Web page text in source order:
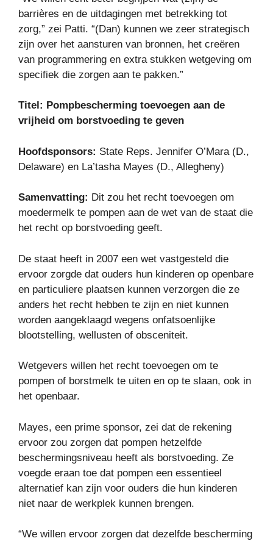
barrières en de uitdagingen met betrekking tot
zorg,” zei Patti. “(Dan) kunnen we zeer strategisch
zijn over het aansturen van bronnen, het creëren
van programmering en extra stukken wetgeving om
specifiek die zorgen aan te pakken.”
Titel: Pompbescherming toevoegen aan de
vrijheid om borstvoeding te geven
Hoofdsponsors: State Reps. Jennifer O’Mara (D.,
Delaware) en La’tasha Mayes (D., Allegheny)
Samenvatting: Dit zou het recht toevoegen om
moedermelk te pompen aan de wet van de staat die
het recht op borstvoeding geeft.
De staat heeft in 2007 een wet vastgesteld die
ervoor zorgde dat ouders hun kinderen op openbare
en particuliere plaatsen kunnen verzorgen die ze
anders het recht hebben te zijn en niet kunnen
worden aangeklaagd wegens onfatsoenlijke
blootstelling, wellusten of obsceniteit.
Wetgevers willen het recht toevoegen om te
pompen of borstmelk te uiten en op te slaan, ook in
het openbaar.
Mayes, een prime sponsor, zei dat de rekening
ervoor zou zorgen dat pompen hetzelfde
beschermingsniveau heeft als borstvoeding. Ze
voegde eraan toe dat pompen een essentieel
alternatief kan zijn voor ouders die hun kinderen
niet naar de werkplek kunnen brengen.
“We willen ervoor zorgen dat dezelfde bescherming